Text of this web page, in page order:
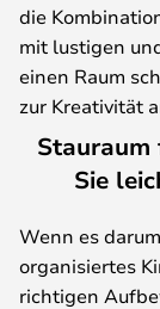
die
mit lustigen
einen Raum
zur Kreativität
Sie
Wenn es
organisiertes
richtigen